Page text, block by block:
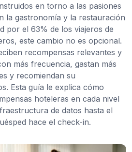
en torno a las pasiones
la gastronomía y la restauración
por el 63% de los viajeros de
este cambio no es opcional.
recompensas relevantes y
más frecuencia, gastan más
y recomiendan su
Esta guía le explica cómo
hoteleras en cada nivel
de datos hasta el
hace el check-in.